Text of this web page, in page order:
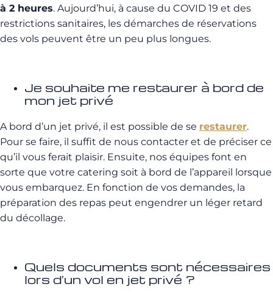
à 2 heures. Aujourd’hui, à cause du COVID 19 et des
restrictions sanitaires, les démarches de réservations
des vols peuvent être un peu plus longues.
Je souhaite me restaurer à bord de
mon jet privé
A bord d’un jet privé, il est possible de se restaurer.
Pour se faire, il suffit de nous contacter et de préciser ce
qu’il vous ferait plaisir. Ensuite, nos équipes font en
sorte que votre catering soit à bord de l’appareil lorsque
vous embarquez. En fonction de vos demandes, la
préparation des repas peut engendrer un léger retard
du décollage.
Quels documents sont nécessaires
lors d’un vol en jet privé ?